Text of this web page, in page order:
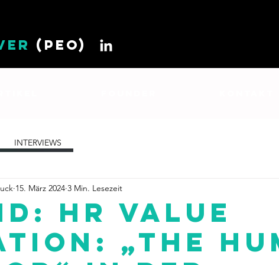
(PEO)
INTERVIEWS
HR Value
„The
15. März 2024 3 Min. Lesezeit